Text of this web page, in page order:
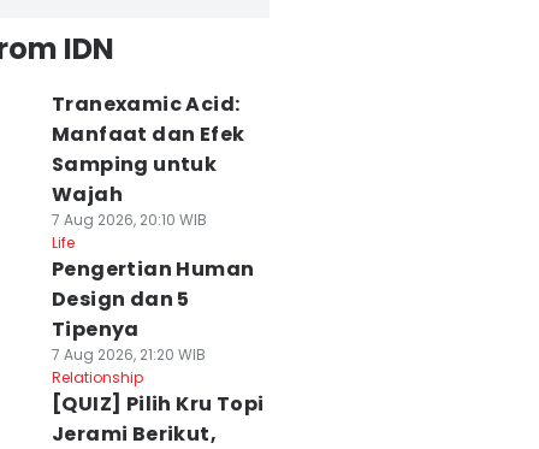
IDN
Tranexamic Acid:
Manfaat dan Efek
Samping untuk
Wajah
7 Aug 2026, 20:10 WIB
Life
Pengertian Human
Design dan 5
Tipenya
7 Aug 2026, 21:20 WIB
Relationship
[QUIZ] Pilih Kru Topi
Jerami Berikut,